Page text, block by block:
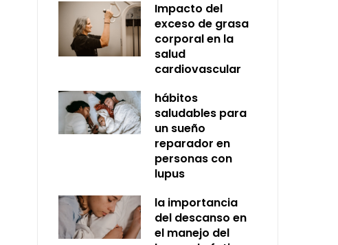
Impacto del
exceso de grasa
corporal en la
salud
cardiovascular
hábitos
saludables para
un sueño
reparador en
personas con
lupus
la importancia
del descanso en
el manejo del